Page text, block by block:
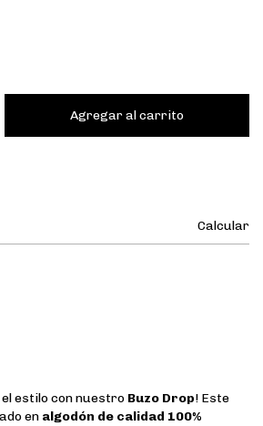
Calcular
estilo con nuestro Buzo Drop! Este
en algodón de calidad 100%